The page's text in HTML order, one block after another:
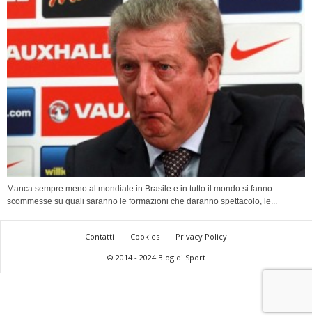
Manca sempre meno al mondiale in Brasile e in tutto il mondo si fanno
scommesse su quali saranno le formazioni che daranno spettacolo, le...
Contatti Cookies
Privacy Policy
© 2014 - 2024 Blog di Sport